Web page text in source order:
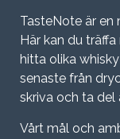
TasteNote är en
Här kan du
hitta olika
senaste från
skriva och ta del
Vårt mål och